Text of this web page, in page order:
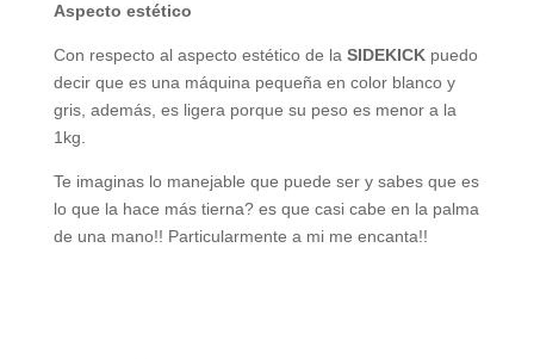
Aspecto estético
Con respecto al aspecto estético de la SIDEKICKpuedo
decir que es una máquina pequeña en color blanco y
gris, además, es ligera porque su peso es menor a la
1kg.
Te imaginas lo manejable que puede ser y sabes que es
lo que la hace más tierna? es que casi cabe en la palma
de una mano!! Particularmente a mi me encanta!!